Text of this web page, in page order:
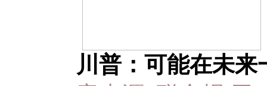
川普：可能在未